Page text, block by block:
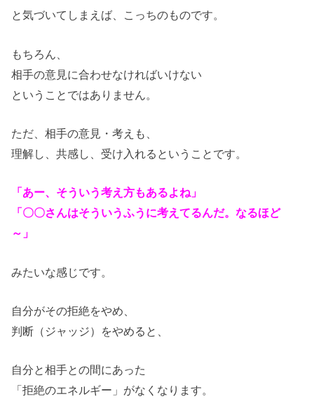
と気づいてしまえば、こっちのものです。
もちろん、
相手の意見に合わせなければいけない
ということではありません。
ただ、相手の意見・考えも、
理解し、共感し、受け入れるということです。
「あー、そういう考え方もあるよね」
「〇〇さんはそういうふうに考えてるんだ。なるほど
～」
みたいな感じです。
自分がその拒絶をやめ、
判断（ジャッジ）をやめると、
自分と相手との間にあった
「拒絶のエネルギー」がなくなります。